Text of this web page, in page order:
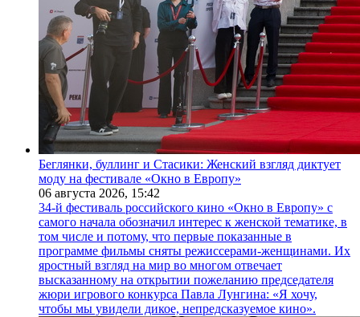
Беглянки, буллинг и Стасики: Женский взгляд диктует
моду на фестивале «Окно в Европу»
06 августа 2026, 15:42
34-й фестиваль российского кино «Окно в Европу» с
самого начала обозначил интерес к женской тематике, в
том числе и потому, что первые показанные в
программе фильмы сняты режиссерами-женщинами. Их
яростный взгляд на мир во многом отвечает
высказанному на открытии пожеланию председателя
жюри игрового конкурса Павла Лунгина: «Я хочу,
чтобы мы увидели дикое, непредсказуемое кино».